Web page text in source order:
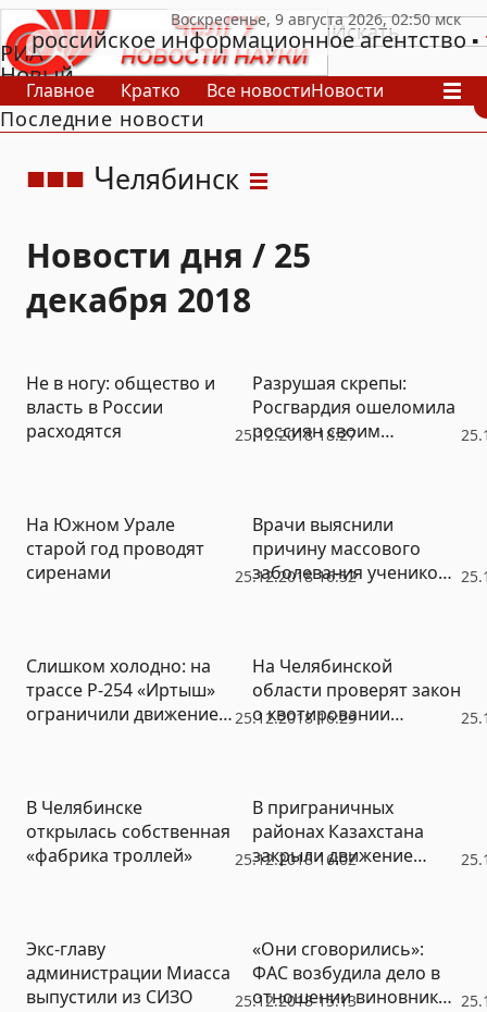
РИА
Новый
День
российское информационное агентство
Главное Кратко Все новостиНовости
В России
В мире
Последние новости
Челябинск
Новости дня / 25
декабря 2018
25.12.2018 18:27
Не в ногу: общество и
власть в России
расходятся
Разрушая скрепы:
Росгвардия ошеломила
россиян своим
25.12.2018 16:52
На Южном Урале
старой год проводят
сиренами
Врачи выяснили
причину массового
заболевания учеников
25.12.2018 16:29
Слишком холодно: на
трассе Р-254 «Иртыш»
ограничили движение в
На Челябинской
области проверят закон
о квотировании
25.12.2018 16:02
В Челябинске
открылась собственная
«фабрика троллей»
В приграничных
районах Казахстана
закрыли движение
25.12.2018 15:13
Экс-главу
администрации Миасса
выпустили из СИЗО
«Они сговорились»:
ФАС возбудила дело в
отношении виновников